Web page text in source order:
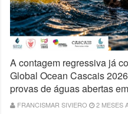
A contagem regressiva já
Global Ocean Cascais
provas de águas abertas
FRANCISMAR SIVIERO 2 MESES